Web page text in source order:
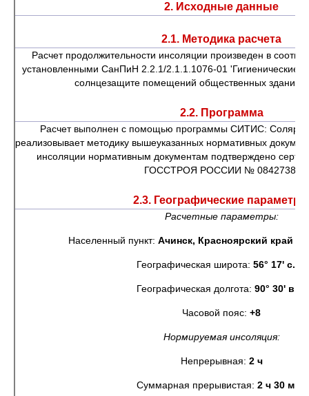
2. Исходные данные
2.1. Методика расчета
Расчет продолжительности инсоляции произведен в
установленными СанПиН 2.2.1/2.1.1.1076-01 'Гигиенические
солнцезащите помещений общественных зданий
2.2. Программа
Расчет выполнен с помощью программы СИТИС: Солярис
реализовывает методику вышеуказанных нормативных
инсоляции нормативным документам подтверждено
ГОССТРОЯ РОССИИ № 0842738.
2.3. Географические параметры
Расчетные параметры:
Населенный пункт: Ачинск, Красноярский край
Географическая широта: 56° 17' с.ш.
Географическая долгота: 90° 30' в.д.
Часовой пояс: +8
Нормируемая инсоляция:
Непрерывная: 2 ч
Суммарная прерывистая: 2 ч 30 мин